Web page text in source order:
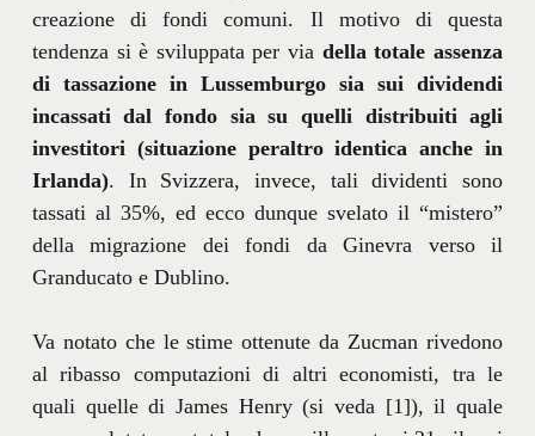
creazione di fondi comuni. Il motivo di questa
tendenza si è sviluppata per via della totale assenza
di tassazione in Lussemburgo sia sui dividendi
incassati dal fondo sia su quelli distribuiti agli
investitori (situazione peraltro identica anche in
Irlanda). In Svizzera, invece, tali dividenti sono
tassati al 35%, ed ecco dunque svelato il “mistero”
della migrazione dei fondi da Ginevra verso il
Granducato e Dublino.
Va notato che le stime ottenute da Zucman rivedono
al ribasso computazioni di altri economisti, tra le
quali quelle di James Henry (si veda [1]), il quale